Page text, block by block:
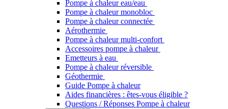
Pompe à chaleur​ eau/eau
Pompe à chaleur monobloc
Pompe à chaleur connectée
Aérothermie
Pompe à chaleur multi-confort
Accessoires pompe à chaleur
Emetteurs à eau
Pompe à chaleur réversible
Géothermie
Guide Pompe à chaleur
Aides financières : êtes-vous éligible ?
Questions / Réponses Pompe à chaleur